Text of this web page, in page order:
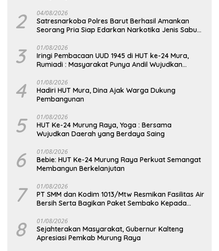
2 04/08/2026
Satresnarkoba Polres Barut Berhasil Amankan
Seorang Pria Siap Edarkan Narkotika Jenis Sabu
3 01/08/2026
Iringi Pembacaan UUD 1945 di HUT ke-24 Mura,
Rumiadi : Masyarakat Punya Andil Wujudkan
4 01/08/2026
Hadiri HUT Mura, Dina Ajak Warga Dukung
Pembangunan
5 01/08/2026
HUT Ke-24 Murung Raya, Yoga : Bersama
Wujudkan Daerah yang Berdaya Saing
6 01/08/2026
Bebie: HUT Ke-24 Murung Raya Perkuat Semangat
Membangun Berkelanjutan
7 01/08/2026
PT SMM dan Kodim 1013/Mtw Resmikan Fasilitas Air
Bersih Serta Bagikan Paket Sembako Kepada
8 01/08/2026
Sejahterakan Masyarakat, Gubernur Kalteng
Apresiasi Pemkab Murung Raya